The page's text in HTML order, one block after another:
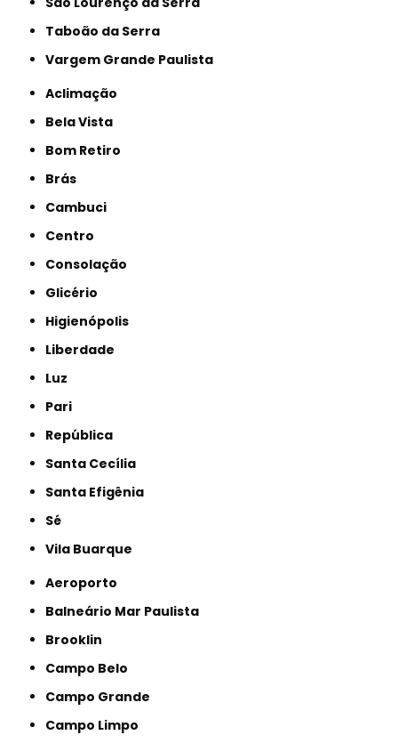
Taboão da Serra
Vargem Grande Paulista
Aclimação
Bela Vista
Bom Retiro
Brás
Cambuci
Centro
Consolação
Glicério
Higienópolis
Liberdade
Luz
Pari
República
Santa Cecília
Santa Efigênia
Sé
Vila Buarque
Aeroporto
Balneário Mar Paulista
Brooklin
Campo Belo
Campo Grande
Campo Limpo